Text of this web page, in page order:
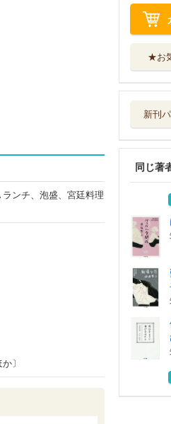
ンチ、泡盛、宮廷料理
〕
★お
新刊
同じ著